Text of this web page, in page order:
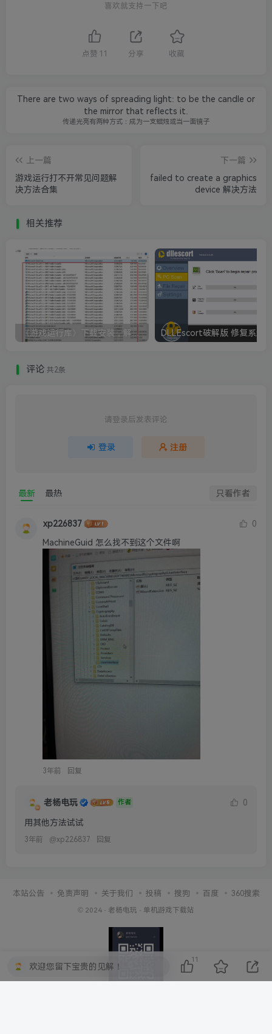
喜欢就支持一下吧
点赞 11 分享 收藏
There are two ways of spreading light: to be the candle or
the mirror that reflects it.
传递光亮有两种方式：成为一支蜡烛或当一面镜子
上一篇
游戏运行打不开常见问题解
决方法合集
下一篇
failed to create a graphics
device 解决方法
相关推荐
《游戏运行库》下载安装，解决游戏打不开无法运行
评论 共2条
请登录后发表评论
登录 注册
最新 最热 只看作者
xp226837
0
MachineGuid 怎么找不到这个文件啊
3年前 回复
老杨电玩 作者 0
用其他方法试试
3年前 @xp226837 回复
本站公告 免责声明 关于我们 投稿 搜狗 百度 360搜索
© 2024 · 老杨电玩 · 单机游戏下载站
欢迎您留下宝贵的见解！
11